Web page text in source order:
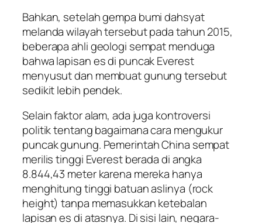
Bahkan, setelah gempa bumi dahsyat
melanda wilayah tersebut pada tahun 2015,
beberapa ahli geologi sempat menduga
bahwa lapisan es di puncak Everest
menyusut dan membuat gunung tersebut
sedikit lebih pendek.
Selain faktor alam, ada juga kontroversi
politik tentang bagaimana cara mengukur
puncak gunung. Pemerintah China sempat
merilis tinggi Everest berada di angka
8.844,43 meter karena mereka hanya
menghitung tinggi batuan aslinya (rock
height) tanpa memasukkan ketebalan
lapisan es di atasnya. Di sisi lain, negara-